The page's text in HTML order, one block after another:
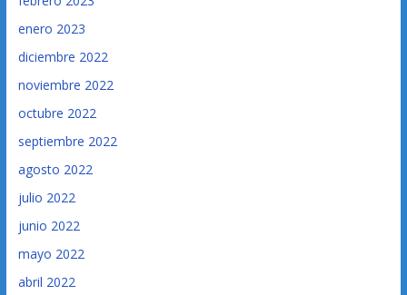
enero 2023
diciembre 2022
noviembre 2022
octubre 2022
septiembre 2022
agosto 2022
julio 2022
junio 2022
mayo 2022
abril 2022